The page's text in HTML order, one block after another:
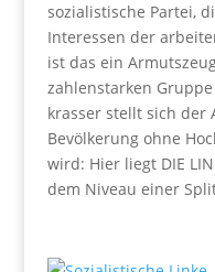
sozialistische Partei,
Interessen der
ist das ein
zahlenstarken
krasser stellt sich der
Bevölkerung ohne
wird: Hier liegt DIE
dem Niveau einer